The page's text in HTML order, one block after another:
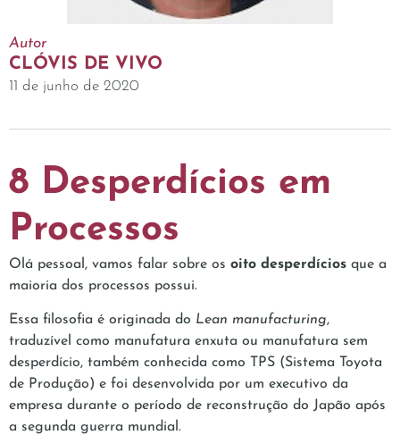
Autor
CLÓVIS DE VIVO
11 de junho de 2020
8 Desperdícios em
Processos
Olá pessoal, vamos falar sobre os oito desperdícios que a
maioria dos processos possui.
Essa filosofia é originada do Lean manufacturing,
traduzível como manufatura enxuta ou manufatura sem
desperdício, também conhecida como TPS (Sistema Toyota
de Produção) e foi desenvolvida por um executivo da
empresa durante o período de reconstrução do Japão após
a segunda guerra mundial.